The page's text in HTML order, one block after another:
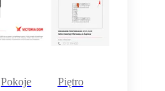
Pokoje
Piętro